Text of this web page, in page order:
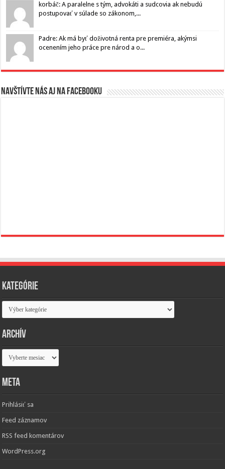
korbáč: A paralelne s tým, advokáti a sudcovia ak nebudú
postupovať v súlade so zákonom,...
Padre: Ak má byť doživotná renta pre premiéra, akýmsi
ocenením jeho práce pre národ a o...
Navštívte nás aj na Facebooku
Kategórie
Kategórie
Archív
Archív
Meta
Prihlásiť sa
Feed záznamov
RSS feed komentárov
WordPress.org